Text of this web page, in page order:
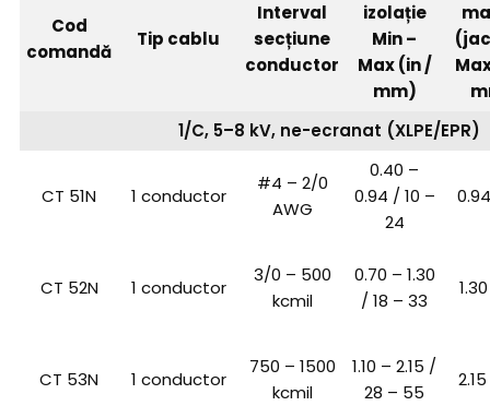
Cod
comandă
Tip cablu
Interval
secțiune
conductor
izolație
Min –
Max (in /
mm)
1/C, 5–8 kV, ne-ecranat (XLPE/EPR)
CT 51N 1 conductor
#4 – 2/0
AWG
0.40 –
0.94 / 10 –
24
CT 52N 1 conductor
3/0 – 500
kcmil
0.70 – 1.30
/ 18 – 33
CT 53N 1 conductor
750 – 1500
kcmil
1.10 – 2.15 /
28 – 55